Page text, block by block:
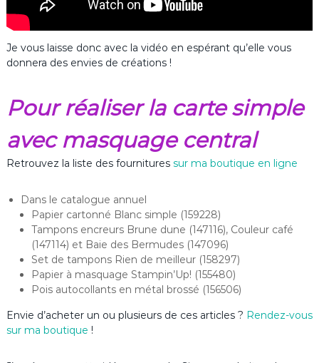
Je vous laisse donc avec la vidéo en espérant qu’elle vous
donnera des envies de créations !
Pour réaliser la carte simple
avec masquage central
Retrouvez la liste des fournitures sur ma boutique en ligne
Dans le catalogue annuel
Papier cartonné Blanc simple (159228)
Tampons encreurs Brune dune (147116), Couleur café
(147114) et Baie des Bermudes (147096)
Set de tampons Rien de meilleur (158297)
Papier à masquage Stampin’Up! (155480)
Pois autocollants en métal brossé (156506)
Envie d’acheter un ou plusieurs de ces articles ? Rendez-vous
sur ma boutique !